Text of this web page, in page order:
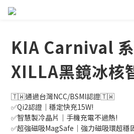
KIA Carnival 系
XILLA黑鏡冰核
🇹🇼通過台灣NCC/BSMI認證🇹🇼
✅Qi2認證｜穩定快充15W!
✅智慧製冷晶片｜手機充電不過熱!
✅超強磁吸MagSafe｜強力磁吸環超穩